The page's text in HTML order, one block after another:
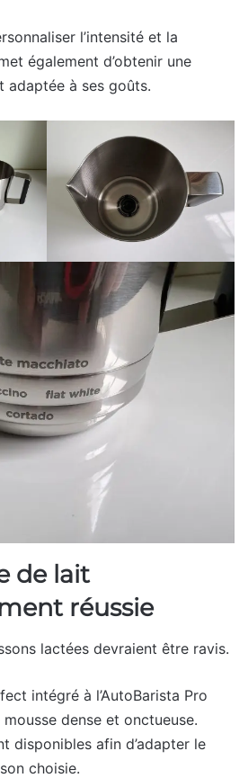
l’intensité et la
également d’obtenir une
adaptée à ses goûts.
de lait
réussie
lactées devraient être ravis.
intégré à l’AutoBarista Pro
dense et onctueuse.
disponibles afin d’adapter le
choisie.